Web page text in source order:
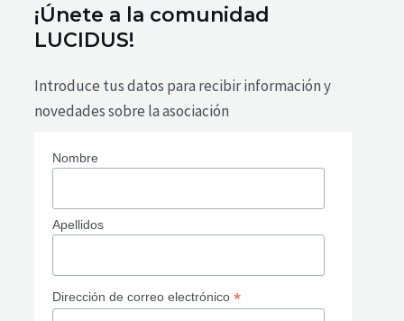
¡Únete a la comunidad
LUCIDUS!
Introduce tus datos para recibir información y
novedades sobre la asociación
Nombre
Apellidos
Dirección de correo electrónico *